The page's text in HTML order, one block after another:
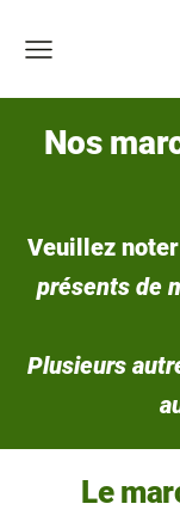
Nos
Veuillez
présents de
Plusieurs
Le